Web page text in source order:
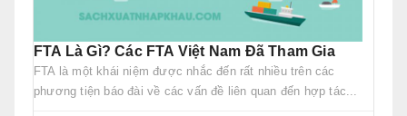
FTA Là Gì? Các FTA Việt Nam Đã Tham Gia
FTA là một khái niệm được nhắc đến rất nhiều trên các
phương tiện báo đài về các vấn đề liên quan đến hợp tác...